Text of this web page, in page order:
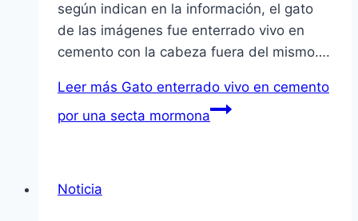
según indican en la información, el gato
de las imágenes fue enterrado vivo en
cemento con la cabeza fuera del mismo….
Leer más Gato enterrado vivo en cemento
por una secta mormona
Noticia